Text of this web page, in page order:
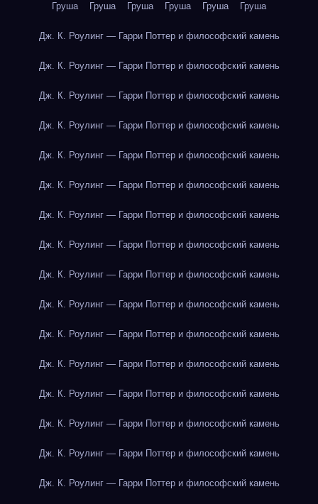
Груша Груша Груша Груша Груша Груша
Дж. К. Роулинг — Гарри Поттер и философский камень
Дж. К. Роулинг — Гарри Поттер и философский камень
Дж. К. Роулинг — Гарри Поттер и философский камень
Дж. К. Роулинг — Гарри Поттер и философский камень
Дж. К. Роулинг — Гарри Поттер и философский камень
Дж. К. Роулинг — Гарри Поттер и философский камень
Дж. К. Роулинг — Гарри Поттер и философский камень
Дж. К. Роулинг — Гарри Поттер и философский камень
Дж. К. Роулинг — Гарри Поттер и философский камень
Дж. К. Роулинг — Гарри Поттер и философский камень
Дж. К. Роулинг — Гарри Поттер и философский камень
Дж. К. Роулинг — Гарри Поттер и философский камень
Дж. К. Роулинг — Гарри Поттер и философский камень
Дж. К. Роулинг — Гарри Поттер и философский камень
Дж. К. Роулинг — Гарри Поттер и философский камень
Дж. К. Роулинг — Гарри Поттер и философский камень